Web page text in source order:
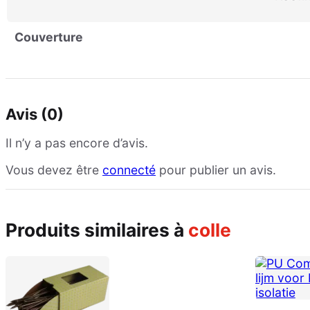
Couverture
Avis (0)
Il n’y a pas encore d’avis.
Vous devez être connecté pour publier un avis.
produits similaires à colle